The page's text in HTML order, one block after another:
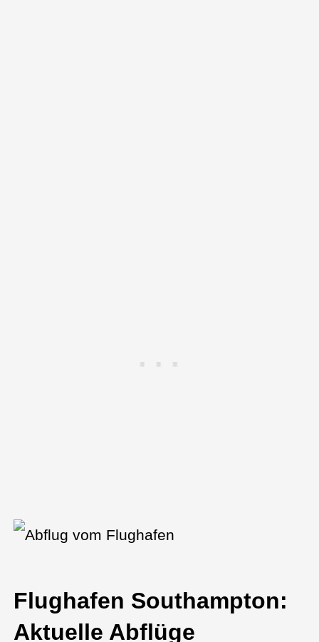
Flughafen Southampton:
Aktuelle Abflüge